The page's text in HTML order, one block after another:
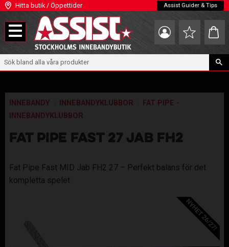
Meny
Hitta butik / Öppettider Assist Guider & Tips
Favoriter
INNEBANDY INNEBANDYKLUBBOR
FAT PIPE -
INNEBANDYKLUBBOR
FAT PIPE FAST 27 JAB FH2
Fat Pipe Fast MID Jab FH2 27 – Perfekt balans för det
kompletta spelet
NYHET 26/27!